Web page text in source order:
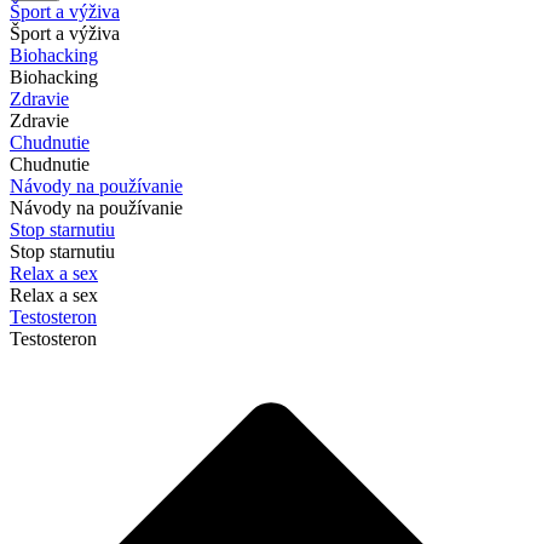
Šport a výživa
Šport a výživa
Biohacking
Biohacking
Zdravie
Zdravie
Chudnutie
Chudnutie
Návody na používanie
Návody na používanie
Stop starnutiu
Stop starnutiu
Relax a sex
Relax a sex
Testosteron
Testosteron